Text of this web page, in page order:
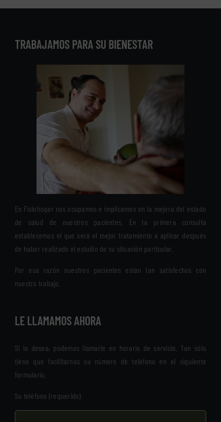
TRABAJAMOS PARA SU BIENESTAR
En Fisiohogar nos ocupamos e implicamos en la mejora del estado
de salud de nuestros pacientes. En la primera consulta
establecemos el que será el mejor tratamiento a aplicar después
de haber realizado el estudio de su situación particular.
Por esa razón nuestros pacientes están tan satisfechos con
nuestro trabajo.
LE LLAMAMOS AHORA
Si lo desea, podemos llamarle en horario de servicio. Tan sólo
tiene que facilitarnos su número de teléfono en el siguiente
formulario.
Su teléfono (requerido)